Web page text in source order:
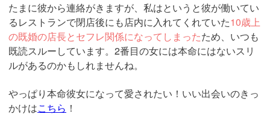
たまに彼から連絡がきますが、私はというと彼が働いてい
るレストランで閉店後にも店内に入れてくれていた10歳上
の既婚の店長とセフレ関係になってしまったため、いつも
既読スルーしています。2番目の女には本命にはないスリ
ルがあるのかもしれませんね。
やっぱり本命彼女になって愛されたい！いい出会いのきっ
かけはこちら ！